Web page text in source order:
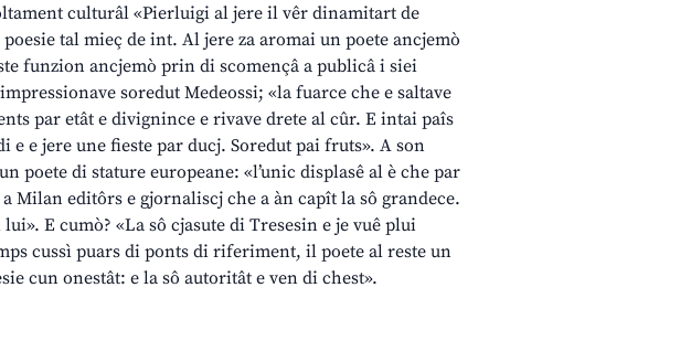
culturâl «Pierluigi al jere il vêr dinamitart de
tal mieç de int. Al jere za aromai un poete ancjemò
funzion ancjemò prin di scomençâ a publicâ i siei
soredut Medeossi; «la fuarce che e saltave
par etât e divignince e rivave drete al cûr. E intai paîs
e jere une fieste par ducj. Soredut pai fruts». A son
poete di stature europeane: «l’unic displasê al è che par
Milan editôrs e gjornaliscj che a àn capît la sô grandece.
E cumò? «La sô cjasute di Tresesin e je vuê plui
cussì puars di ponts di riferiment, il poete al reste un
cun onestât: e la sô autoritât e ven di chest».